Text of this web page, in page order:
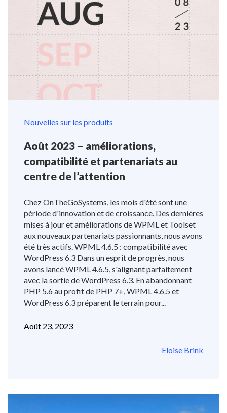
Nouvelles sur les produits
Août 2023 – améliorations,
compatibilité et partenariats au
centre de l’attention
Chez OnTheGoSystems, les mois d'été sont une
période d'innovation et de croissance. Des dernières
mises à jour et améliorations de WPML et Toolset
aux nouveaux partenariats passionnants, nous avons
été très actifs. WPML 4.6.5 : compatibilité avec
WordPress 6.3 Dans un esprit de progrès, nous
avons lancé WPML 4.6.5, s'alignant parfaitement
avec la sortie de WordPress 6.3. En abandonnant
PHP 5.6 au profit de PHP 7+, WPML 4.6.5 et
WordPress 6.3 préparent le terrain pour...
Août 23, 2023
Eloise Brink